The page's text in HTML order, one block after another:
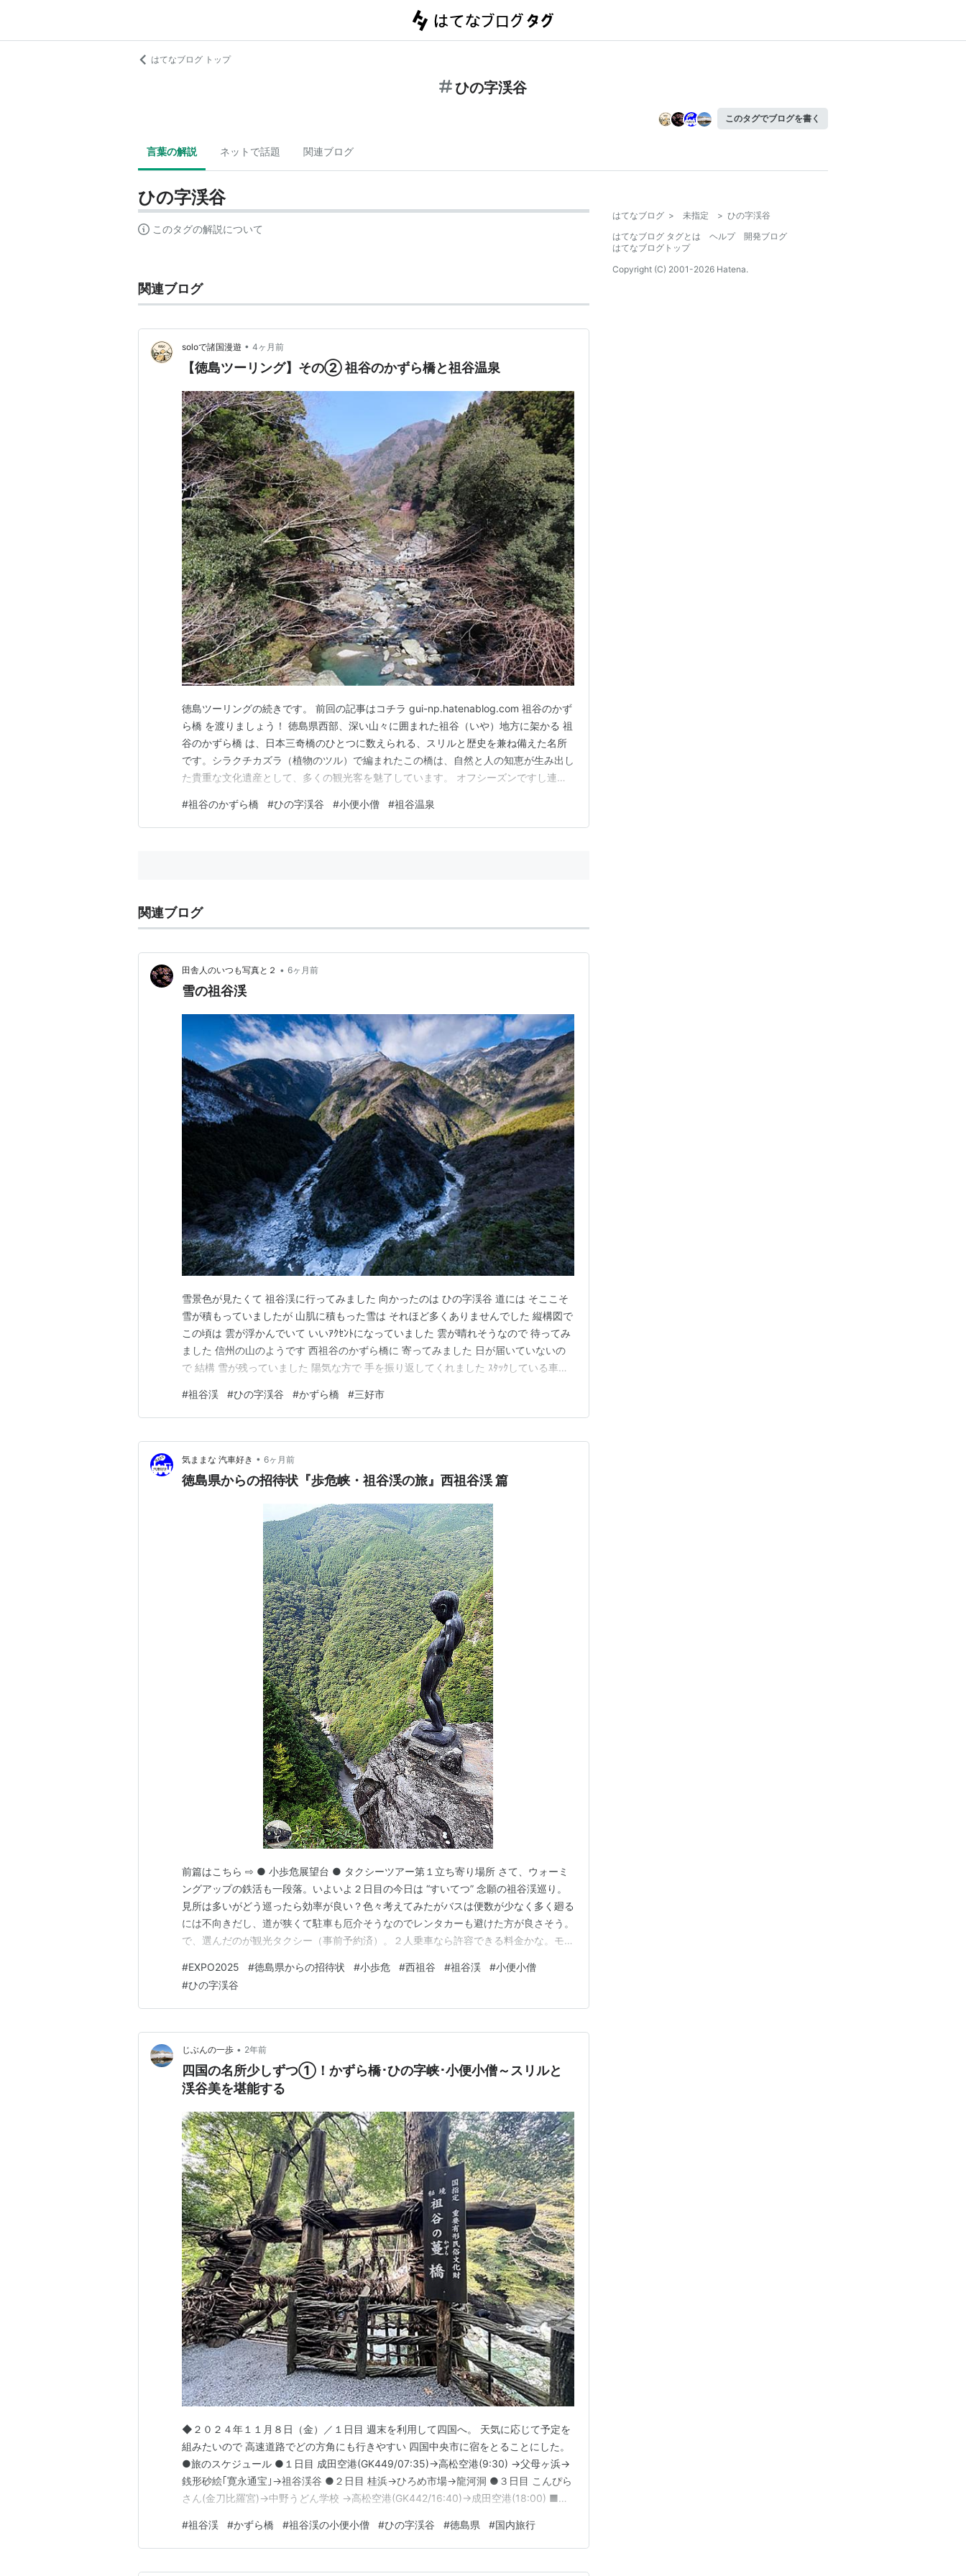
はてなブログ トップ
ひの字渓谷
このタグでブログを書く
言葉の解説 ネットで話題 関連ブログ
ひの字渓谷
このタグの解説について
関連ブログ
soloで諸国漫遊 • 4ヶ月前
【徳島ツーリング】その② 祖谷のかずら橋と祖谷温泉
徳島ツーリングの続きです。 前回の記事はコチラ gui-np.hatenablog.com 祖谷のかず
ら橋 を渡りましょう！ 徳島県西部、深い山々に囲まれた祖谷（いや）地方に架かる 祖
谷のかずら橋 は、日本三奇橋のひとつに数えられる、スリルと歴史を兼ね備えた名所
です。シラクチカズラ（植物のツル）で編まれたこの橋は、自然と人の知恵が生み出し
た貴重な文化遺産として、多くの観光客を魅了しています。 オフシーズンですし連休
ところJAF割引で500円でした） さて、かずら橋を渡るにあたっての注意ですが、、、
スマホを落とさな…
#祖谷のかずら橋 #ひの字渓谷 #小便小僧 #祖谷温泉
関連ブログ
田舎人のいつも写真と２ • 6ヶ月前
雪の祖谷渓
雪景色が見たくて 祖谷渓に行ってみました 向かったのは ひの字渓谷 道には そここそ
雪が積もっていましたが 山肌に積もった雪は それほど多くありませんでした 縦構図で
この頃は 雲が浮かんでいて いいｱｸｾﾝﾄになっていました 雲が晴れそうなので 待ってみ
ました 信州の山のようです 西祖谷のかずら橋に 寄ってみました 日が届いていないの
で 結構 雪が残っていました 陽気な方で 手を振り返してくれました ｽﾀｯｸしている車が
NIKKOR Z14-24mmf/2.8S NIKKOR Z24-120mmf/4S…
#祖谷渓 #ひの字渓谷 #かずら橋 #三好市
気ままな 汽車好き • 6ヶ月前
徳島県からの招待状『歩危峡・祖谷渓の旅』西祖谷渓 篇
前篇はこちら ⇨ ● 小歩危展望台 ● タクシーツアー第１立ち寄り場所 さて、ウォーミ
ングアップの鉄活も一段落。いよいよ２日目の今日は “すいてつ” 念願の祖谷渓巡り。
見所は多いがどう巡ったら効率が良い？色々考えてみたがバスは便数が少なく多く廻る
には不向きだし、道が狭くて駐車も厄介そうなのでレンタカーも避けた方が良さそう。
で、選んだのが観光タクシー（事前予約済）。２人乗車なら許容できる料金かな。モデ
タクシーさん。 ・サンリバー大歩危858 ⇨ 907小歩危展望台：4.3km 歩危峡の鉄道写
真でよく見掛ける場所の一つは…
#EXPO2025 #徳島県からの招待状 #小歩危 #西祖谷 #祖谷渓 #小便小僧
#ひの字渓谷
じぶんの一歩 • 2年前
四国の名所少しずつ①！かずら橋･ひの字峡･小便小僧～スリルと
渓谷美を堪能する
◆２０２４年１１月８日（金）／１日目 週末を利用して四国へ。 天気に応じて予定を
組みたいので 高速道路でどの方角にも行きやすい 四国中央市に宿をとることにした。
●旅のスケジュール ●１日目 成田空港(GK449/07:35)→高松空港(9:30) →父母ヶ浜→
銭形砂絵｢寛永通宝｣→祖谷渓谷 ●２日目 桂浜→ひろめ市場→龍河洞 ●３日目 こんぴら
さん(金刀比羅宮)→中野うどん学校 →高松空港(GK442/16:40)→成田空港(18:00) ■１
の朝ごはんを食べに、こがね製麺所へ。 ▼冷たいぶっかけ(350円) …
#祖谷渓 #かずら橋 #祖谷渓の小便小僧 #ひの字渓谷 #徳島県 #国内旅行
はてなブログ > 未指定 > ひの字渓谷
はてなブログ タグとは
ヘルプ
開発ブログ
はてなブログトップ
Copyright (C) 2001-2026 Hatena.